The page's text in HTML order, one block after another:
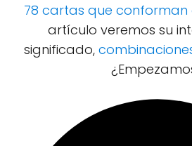
78 cartas que conforman
artículo veremos su
significado,